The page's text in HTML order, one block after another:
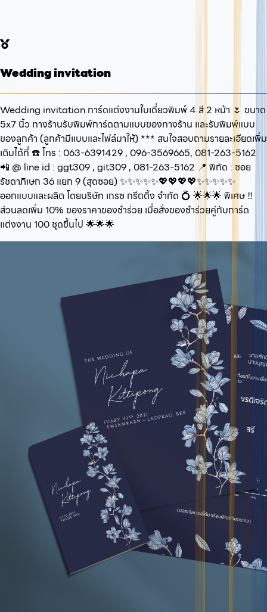
Wedding invitation
Wedding invitation การ์ดแต่งงานใบเดี่ยวพิมพ์ 4 สี 2 หน้า 🌷 ขนาด
5x7 นิ้ว ทางร้านรับพิมพ์การ์ดตามแบบของทางร้าน และรับพิมพ์แบบ
ของลูกค้า (ลูกค้ามีแบบและไฟล์มาให้) *** สนใจสอบถามรายละเอียดเพิ่ม
เติมได้ที่ ☎️ โทร : 063-6391429 , 096-3569665, 081-263-5162
📲 @ line id : ggt309 , git309 , 081-263-5162 📍 พิกัด : ซอย
รัชดาภิเษก 36 แยก 9 (สุดซอย) ✨✨✨✨✨💖💖💖💖✨✨✨✨✨
ออกแบบและผลิต โดยบริษัท เกรซ กรีตติ้ง จำกัด 💍 🌟🌟🌟 พิเศษ ‼️
ส่วนลดเพิ่ม 10% ของราคาของชำร่วย เมื่อสั่งของชำร่วยคู่กับการ์ด
แต่งงาน 100 ชุดขึ้นไป 🌟🌟🌟